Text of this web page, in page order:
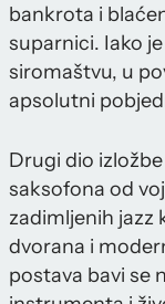
bankrota i
suparnici. Iako
siromaštvu, u
apsolutni
Drugi dio
saksofona od
zadimljenih jazz
dvorana i
postava bavi se